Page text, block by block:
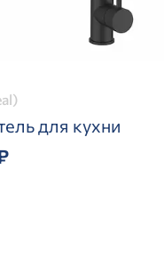
для кухни